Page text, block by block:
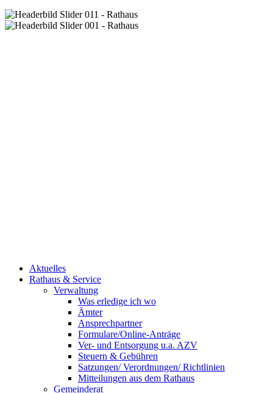
Aktuelles
Rathaus & Service
Verwaltung
Was erledige ich wo
Ämter
Ansprechpartner
Formulare/Online-Anträge
Ver- und Entsorgung u.a. AZV
Steuern & Gebühren
Satzungen/ Verordnungen/ Richtlinien
Mitteilungen aus dem Rathaus
Gemeinderat